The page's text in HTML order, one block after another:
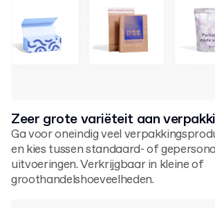
Zeer grote variëteit aan
Ga voor oneindig veel
en kies tussen standaard- of
uitvoeringen. Verkrijgbaar in kleine of
groothandelshoeveelheden.